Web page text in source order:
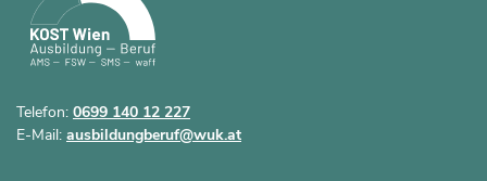
Telefon: 0699 140 12 227
E-Mail: ausbildungberuf@wuk.at